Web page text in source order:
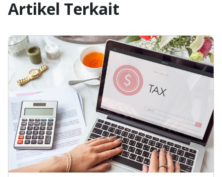
Artikel Terkait